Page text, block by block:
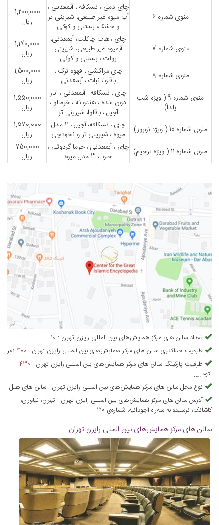
منوی شماره 6
چای دمی ، نسکافه ، آبمعدنی ،
آب میوه غیر طبیعی، شیرینی تر
و خشک، بستنی و کوکی
1,200,000
ریال
منوی شماره 7
چای ، هات چاکلت، آبمعدنی،
آبمیوه غیر طبیعی، شیرینی
رولت ، بستنی و کوکی
1,170,000
ریال
منوی شماره 8
چای مراکشی ، قهوه ترک ،
باقلوا، نبات ، آبمعدنی
1,500,000
ریال
منوی شماره 9 ( ویژه شب
یلدا)
چای ، نسکافه ، آبمعدنی ، انار
دون شده ، هندوانه ، خرمالو ،
آجیل ، باقلوا، شیرینی تر
1,550,000
ریال
منوی شماره 10 ( ویژه نوروز)
چای ، نسکافه، آجیل ، 4 مدل
میوه ، شیرینی تر و نخودچی
1,570,000
ریال
منوی شماره 11 ( ویژه ترحیم)
چای ، آبمعدنی ، خرما گردوئی ،
حلوا ، 3 مدل میوه
750,000
ریال
تعداد سالن های مرکز همایش‌های بین المللی رایزن تهران :
10
ظرفیت حداکثری سالن های مرکز همایش‌های بین المللی رایزن تهران :
400 نفر
ظرفیت پارکینگ سالن های مرکز همایش‌های بین المللی رایزن تهران :
430
اتومبیل
نوع محلسالن های مرکز همایش‌های بین المللی رایزن تهران : سالن های هتل
آدرسسالن های مرکز همایش‌های بین المللی رایزن تهران : تهران، نیاوران،
کاشانک، نرسیده به سه‌راه آجودانیه، شماره‌ی ۲۱۰
سالن های مرکز همایش‌های بین المللی رایزن تهران